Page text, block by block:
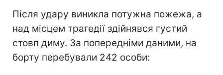
Після удару виникла потужна пожежа, а
над місцем трагедії здійнявся густий
стовп диму. За попередніми даними, на
борту перебували 242 особи: